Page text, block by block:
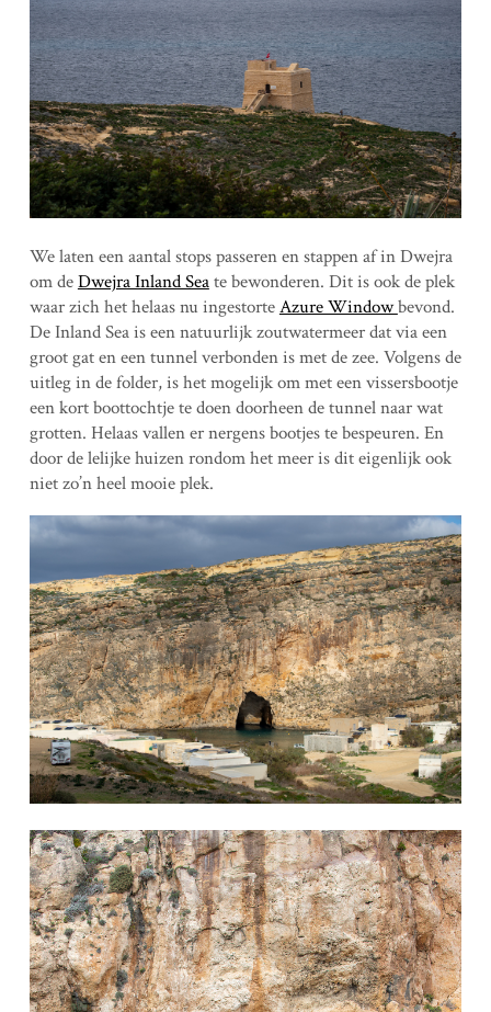
We laten een aantal stops passeren en stappen af in Dwejra
om deDwejra Inland Seate bewonderen. Dit is ook de plek
waar zich het helaas nu ingestorteAzure Windowbevond.
De Inland Sea is een natuurlijk zoutwatermeer dat via een
groot gat en een tunnel verbonden is met de zee. Volgens de
uitleg in de folder, is het mogelijk om met een vissersbootje
een kort boottochtje te doen doorheen de tunnel naar wat
grotten. Helaas vallen er nergens bootjes te bespeuren. En
door de lelijke huizen rondom het meer is dit eigenlijk ook
niet zo’n heel mooie plek.